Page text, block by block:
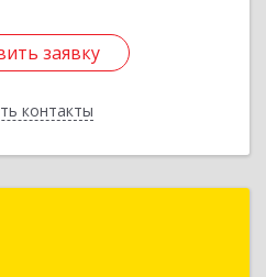
заявку
контакты
заявку